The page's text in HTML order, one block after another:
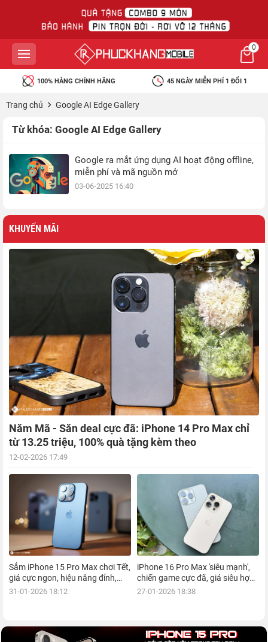
0
100% HÀNG CHÍNH HÃNG 45 NGÀY MIỄN PHÍ 1 ĐỔI 1
Trang chủ Google AI Edge Gallery
Từ khóa: Google AI Edge Gallery
Google ra mắt ứng dụng AI hoạt động offline,
miễn phí và mã nguồn mở
03-06-2025 16:40
KHUYẾN MÃI
Năm Mã - Săn deal cực đã: iPhone 14 Pro Max chỉ
từ 13.25 triệu, 100% quà tặng kèm theo
12-02-2026 17:49
Sắm iPhone 15 Pro Max chơi Tết,
giá cực ngon, hiệu năng đỉnh,
kèm nhiều ưu đãi, mua ngay!
31-01-2026 18:12
iPhone 16 Pro Max 'siêu mạnh',
chiến game cực đã, giá siêu hợp
lý, mua ngay!
27-01-2026 18:38